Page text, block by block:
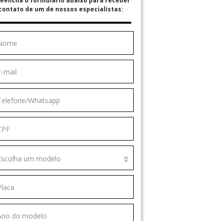
de um de nossos especialistas:
um modelo